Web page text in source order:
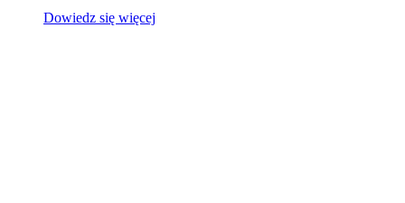
Dowiedz się więcej